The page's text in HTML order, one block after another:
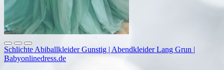
Schlichte Abiballkleider Gunstig | Abendkleider Lang Grun |
Babyonlinedress.de